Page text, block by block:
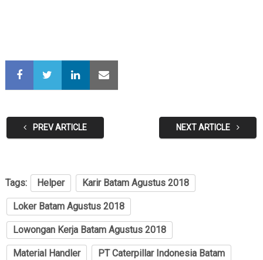
PREV ARTICLE NEXT ARTICLE
Tags: Helper Karir Batam Agustus 2018
Loker Batam Agustus 2018
Lowongan Kerja Batam Agustus 2018
Material Handler PT Caterpillar Indonesia Batam